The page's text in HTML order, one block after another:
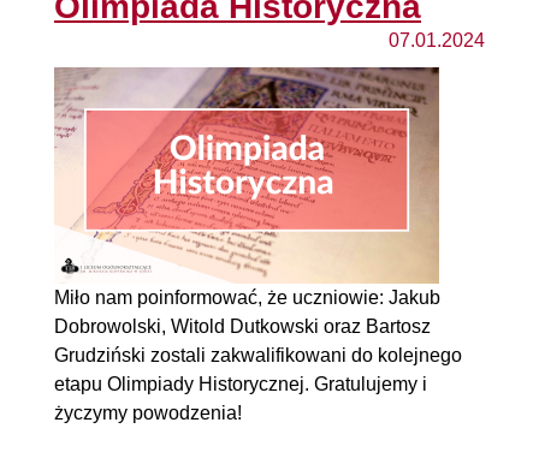
07.01.2024
Miło nam poinformować, że uczniowie: Jakub
Dobrowolski, Witold Dutkowski oraz Bartosz
Grudziński zostali zakwalifikowani do kolejnego
etapu Olimpiady Historycznej. Gratulujemy i
życzymy powodzenia!